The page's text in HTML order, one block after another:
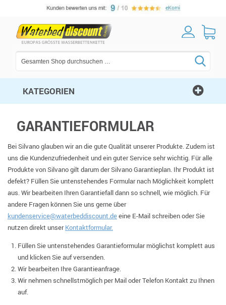
KATEGORIEN
GARANTIEFORMULAR
Bei Silvano glauben wir an die gute Qualität unserer Produkte. Zudem ist
uns die Kundenzufriedenheit und ein guter Service sehr wichtig. Für alle
Produkte von Silvano gilt darum der Silvano Garantieplan. Ihr Produkt ist
defekt? Füllen Sie untenstehendes Formular nach Möglichkeit komplett
aus. Wir bearbeiten Ihren Garantiefall dann so schnell, wie möglich. Für
andere Fragen können Sie uns gerne über
kundenservice@waterbeddiscount.deeine E-Mail schreiben oder Sie
nutzen direkt unserKontaktformular.
Füllen Sie untenstehendes Garantieformular möglichst komplett aus
und klicken Sie auf versenden.
Wir bearbeiten Ihre Garantieanfrage.
Wir nehmen schnellstmöglich per Mail oder Telefon Kontakt zu Ihnen
auf.